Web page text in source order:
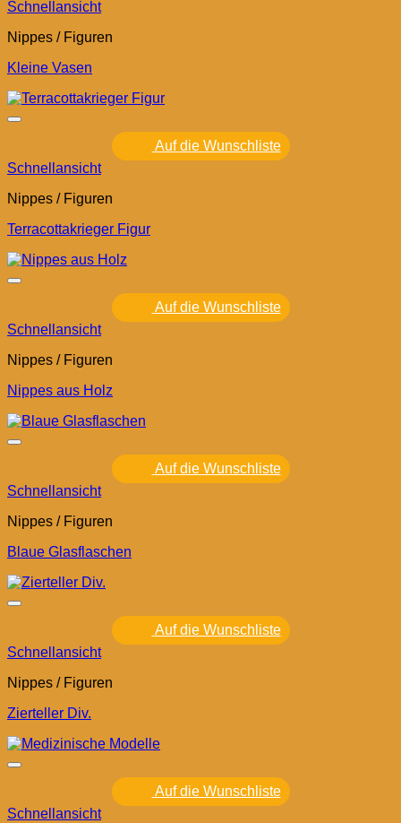
Schnellansicht
Nippes / Figuren
Kleine Vasen
Auf die Wunschliste
Schnellansicht
Nippes / Figuren
Terracottakrieger Figur
Auf die Wunschliste
Schnellansicht
Nippes / Figuren
Nippes aus Holz
Auf die Wunschliste
Schnellansicht
Nippes / Figuren
Blaue Glasflaschen
Auf die Wunschliste
Schnellansicht
Nippes / Figuren
Zierteller Div.
Auf die Wunschliste
Schnellansicht